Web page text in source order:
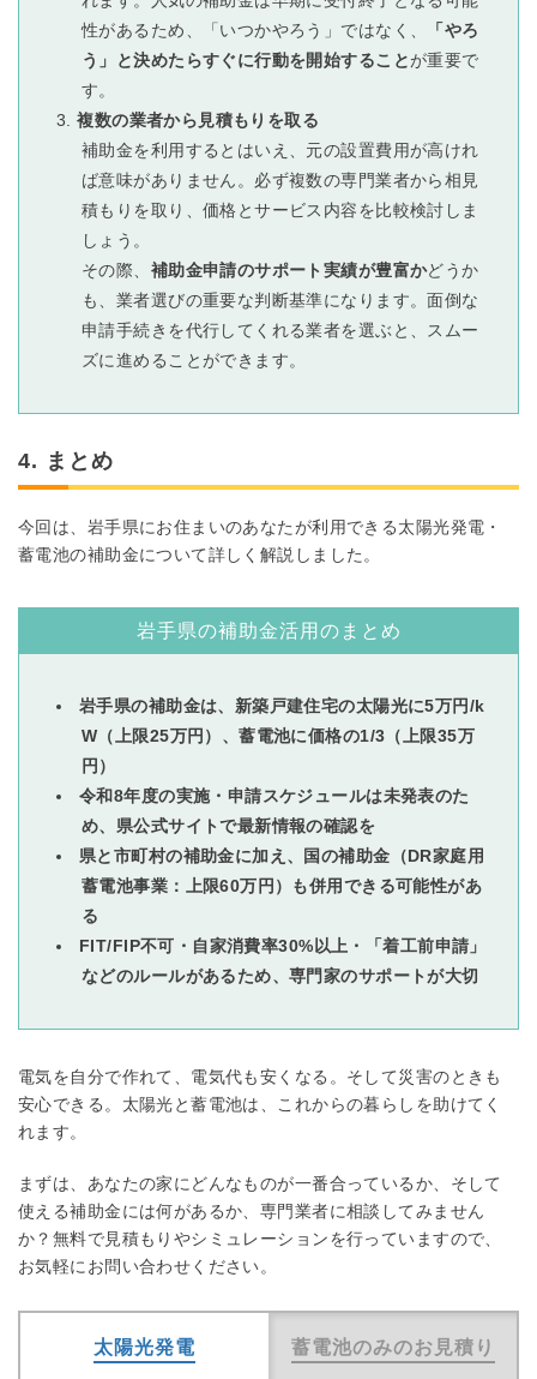
性があるため、「いつかやろう」ではなく、
「やろ
う」と決めたらすぐに行動を開始することが重要で
す。
複数の業者から見積もりを取る
補助金を利用するとはいえ、元の設置費用が高けれ
ば意味がありません。必ず複数の専門業者から相見
積もりを取り、価格とサービス内容を比較検討しま
しょう。
その際、 補助金申請のサポート実績が豊富かどうか
も、業者選びの重要な判断基準になります。面倒な
申請手続きを代行してくれる業者を選ぶと、スムー
ズに進めることができます。
4. まとめ
今回は、岩手県にお住まいのあなたが利用できる太陽光発電・
蓄電池の補助金について詳しく解説しました。
岩手県の補助金活用のまとめ
岩手県の補助金は、新築戸建住宅の太陽光に5万円/k
W（上限25万円）、蓄電池に価格の1/3（上限35万
円）
令和8年度の実施・申請スケジュールは未発表のた
め、県公式サイトで最新情報の確認を
県と市町村の補助金に加え、国の補助金（DR家庭用
蓄電池事業：上限60万円）も併用できる可能性があ
る
FIT/FIP不可・自家消費率30%以上・「着工前申請」
などのルールがあるため、専門家のサポートが大切
電気を自分で作れて、電気代も安くなる。そして災害のときも
安心できる。太陽光と蓄電池は、これからの暮らしを助けてく
れます。
まずは、あなたの家にどんなものが一番合っているか、そして
使える補助金には何があるか、専門業者に相談してみません
か？無料で見積もりやシミュレーションを行っていますので、
お気軽にお問い合わせください。
太陽光発電 蓄電池のみのお見積り